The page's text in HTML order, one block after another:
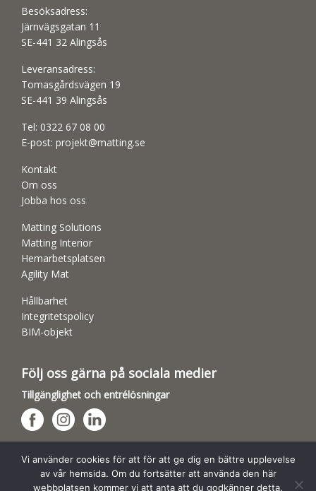
Besöksadress:
Järnvägsgatan 11
SE-441 32 Alingsås
Leveransadress:
Tomasgårdsvägen 19
SE-441 39 Alingsås
Tel: 0322 67 08 00
E-post: projekt@matting.se
Kontakt
Om oss
Jobba hos oss
Matting Solutions
Matting Interior
Hemarbetsplatsen
Agility Mat
Hållbarhet
Integritetspolicy
BIM-objekt
Följ oss gärna på sociala medier
Tillgänglighet och entrélösningar
Hundsporthallar
Vi använder cookies för att för att ge dig en bättre upplevelse
av vår hemsida. Om du fortsätter att använda den här
webbplatsen kommer vi att anta att du godkänner detta.